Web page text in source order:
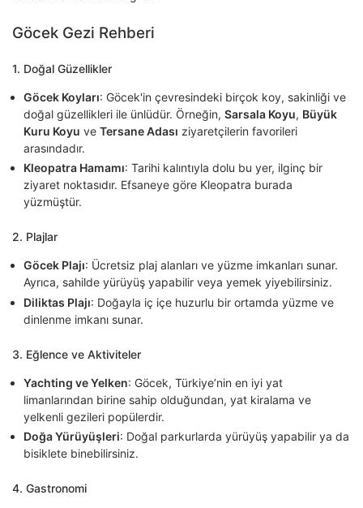
Göcek Gezi Rehberi
1. Doğal Güzellikler
Göcek Koyları: Göcek'in çevresindeki birçok koy, sakinliği ve
doğal güzellikleri ile ünlüdür. Örneğin, Sarsala Koyu, Büyük
Kuru Koyu ve Tersane Adası ziyaretçilerin favorileri
arasındadır.
Kleopatra Hamamı: Tarihi kalıntıyla dolu bu yer, ilginç bir
ziyaret noktasıdır. Efsaneye göre Kleopatra burada
yüzmüştür.
2. Plajlar
Göcek Plajı: Ücretsiz plaj alanları ve yüzme imkanları sunar.
Ayrıca, sahilde yürüyüş yapabilir veya yemek yiyebilirsiniz.
Diliktas Plajı: Doğayla iç içe huzurlu bir ortamda yüzme ve
dinlenme imkanı sunar.
3. Eğlence ve Aktiviteler
Yachting ve Yelken: Göcek, Türkiye’nin en iyi yat
limanlarından birine sahip olduğundan, yat kiralama ve
yelkenli gezileri popülerdir.
Doğa Yürüyüşleri: Doğal parkurlarda yürüyüş yapabilir ya da
bisiklete binebilirsiniz.
4. Gastronomi